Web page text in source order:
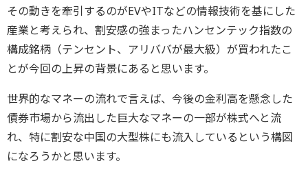
その動きを牽引するのがEVやITなどの情報技術を基にした
産業と考えられ、割安感の強まったハンセンテック指数の
構成銘柄（テンセント、アリババが最大級）が買われたこ
とが今回の上昇の背景にあると思います。
世界的なマネーの流れで言えば、今後の金利高を懸念した
債券市場から流出した巨大なマネーの一部が株式へと流
れ、特に割安な中国の大型株にも流入しているという構図
になろうかと思います。